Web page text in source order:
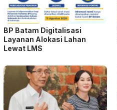
BP Batam Digitalisasi
Layanan Alokasi Lahan
Lewat LMS